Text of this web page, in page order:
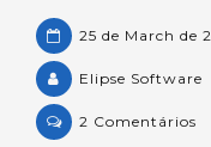
25 de March de
Elipse Software
2 Comentários